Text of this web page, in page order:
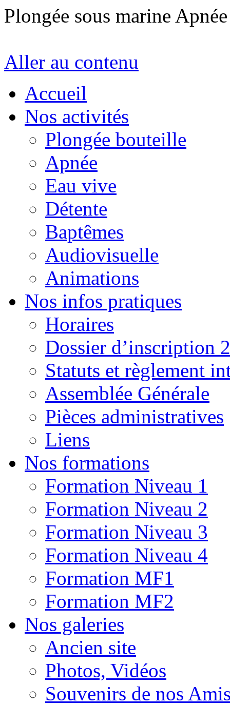
Plongée sous marine
Aller au contenu
Accueil
Nos activités
Plongée bouteille
Apnée
Eau vive
Détente
Baptêmes
Audiovisuelle
Animations
Nos infos pratiques
Horaires
Dossier d’inscription
Statuts et règlement
Assemblée Générale
Pièces administratives
Liens
Nos formations
Formation Niveau 1
Formation Niveau 2
Formation Niveau 3
Formation Niveau 4
Formation MF1
Formation MF2
Nos galeries
Ancien site
Photos, Vidéos
Souvenirs de nos